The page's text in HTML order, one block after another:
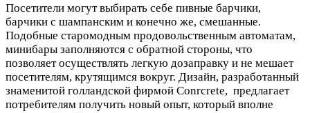
Посетители могут выбирать себе пивные барчики,
барчики с шампанским и конечно же, смешанные.
Подобные старомодным продовольственным автоматам,
минибары заполняются с обратной стороны, что
позволяет осуществлять легкую дозаправку и не мешает
посетителям, крутящимся вокруг. Дизайн, разработанный
знаменитой голландской фирмой Conrcrete, предлагает
потребителям получить новый опыт, который вполне